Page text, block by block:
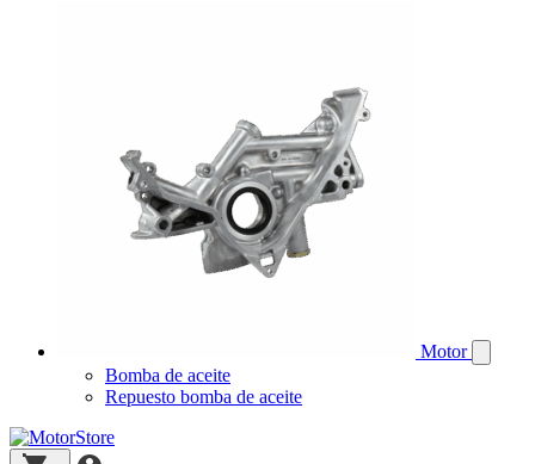
Motor
Bomba de aceite
Repuesto bomba de aceite